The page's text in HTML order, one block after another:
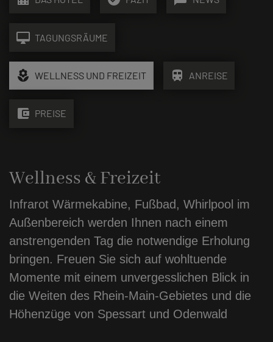
desktop_mac TAGUNGSRÄUME
local_florist WELLNESS UND FREIZEIT train ANREISE
account_balance_wallet PREISE
Wellness & Freizeit
Infrarot Wärmekabine, Fußbad, Whirlpool im
Außenbereich werden Ihnen nach einem
anstrengenden Tag die notwendige Erholung
bringen. Freuen Sie sich auf wohltuende
Momente mit einem unvergesslichen Blick in
die Weiten des Rhein-Main-Gebietes und die
Höhenzüge von Spessart und Odenwald